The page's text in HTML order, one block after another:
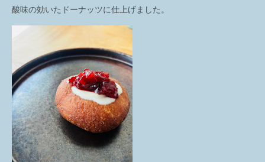
酸味の効いたドーナッツに仕上げました。